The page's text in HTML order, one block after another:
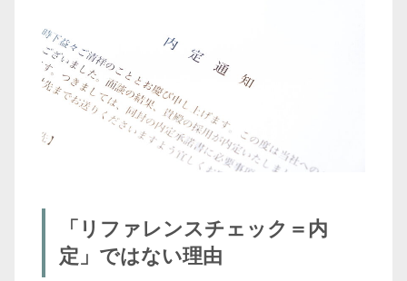
5 | 「ほぼ内定」から「正式な内定」へ｜リファレ
ンスチェックは信頼確認の有効な手段
5-1 | リファレンスチェックなら『TRUST
POCKET（トラストポケット）』
【TRUST POCKETの特徴】
「リファレンスチェック＝内
定」ではない理由